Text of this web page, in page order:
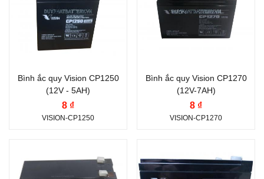
Điện thế (V):12 V
Dung lượng (Ah):
(Deep-Cycle Flooded)
Vị trí cọc:Cọc nằm
ngang N
Bình ắc quy Vision CP1250
(12V - 5AH)
8 ₫
VISION-CP1250
Điện thế (V):12 V
Dung lượng (Ah): 7 Ah
(Deep-Cycle Flooded)
Vị trí cọc:Cọc nằm
ngang N
Bình ắc quy Vision CP1270
(12V-7AH)
8 ₫
VISION-CP1270
VISION